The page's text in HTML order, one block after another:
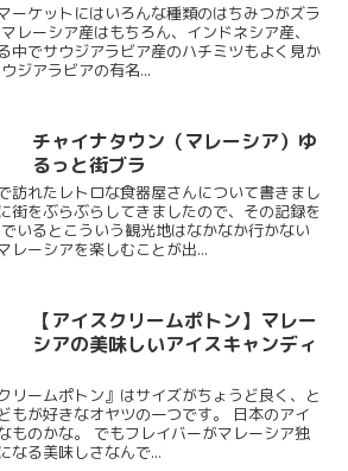
ーケットにはいろんな種類のはちみつがズラ
レーシア産はもちろん、インドネシア産、
中でサウジアラビア産のハチミツもよく見か
ジアラビアの有名...
チャイナタウン（マレーシア）ゆ
るっと街ブラ
訪れたレトロな食器屋さんについて書きまし
街をぶらぶらしてきましたので、その記録を
いるとこういう観光地はなかなか行かない
レーシアを楽しむことが出...
【アイスクリームポトン】マレー
シアの美味しいアイスキャンディ
リームポトン』はサイズがちょうど良く、と
もが好きなオヤツの一つです。 日本のアイ
ものかな。 でもフレイバーがマレーシア独
なる美味しさなんで...